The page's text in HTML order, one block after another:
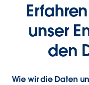
unser
den
Wie wir die Daten